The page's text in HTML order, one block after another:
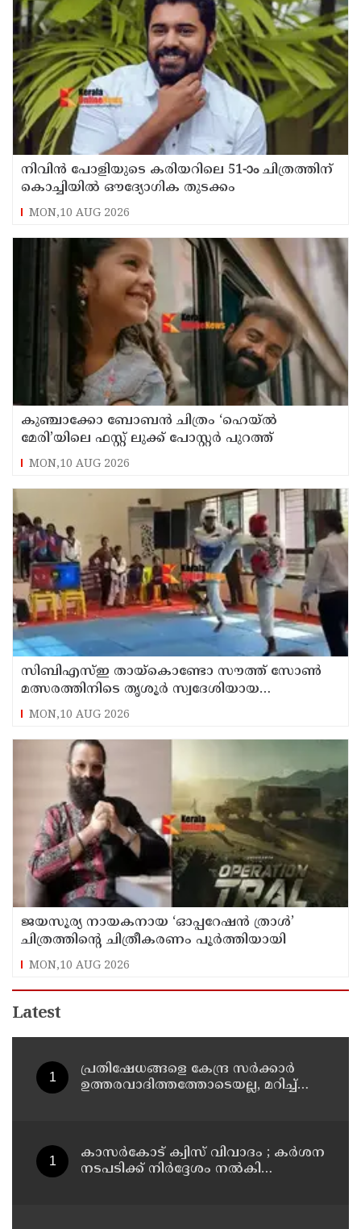
നിവിൻ പോളിയുടെ കരിയറിലെ 51-ാം ചിത്രത്തിന്
കൊച്ചിയിൽ ഔദ്യോഗിക തുടക്കം
MON,10 AUG 2026
കുഞ്ചാക്കോ ബോബൻ ചിത്രം ‘ഹെയ്ൽ
മേരി’യിലെ ഫസ്റ്റ് ലുക്ക് പോസ്റ്റർ പുറത്ത്
MON,10 AUG 2026
സിബിഎസ്ഇ തായ്കൊണ്ടോ സൗത്ത് സോൺ
മത്സരത്തിനിടെ തൃശൂർ സ്വദേശിയായ
വിദ്യാർത്ഥിയുടെ തലയ്ക്ക് ഗുരുതര പരിക്ക്
MON,10 AUG 2026
ജയസൂര്യ നായകനായ ‘ഓപ്പറേഷൻ ത്രാൾ’
ചിത്രത്തിന്റെ ചിത്രീകരണം പൂർത്തിയായി
MON,10 AUG 2026
Latest
പ്രതിഷേധങ്ങളെ കേന്ദ്ര സർക്കാർ
ഉത്തരവാദിത്തത്തോടെയല്ല, മറിച്ച്
കാസർകോട് ക്വിസ് വിവാദം ; കർശന
നടപടിക്ക് നിർദ്ദേശം നൽകി